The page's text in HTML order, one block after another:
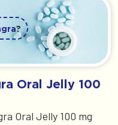
?
Oral Jelly 100
Oral Jelly 100 mg